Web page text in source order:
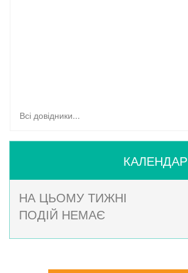
Всі довідники...
КАЛЕНДАР
НА ЦЬОМУ ТИЖНІ
ПОДІЙ НЕМАЄ